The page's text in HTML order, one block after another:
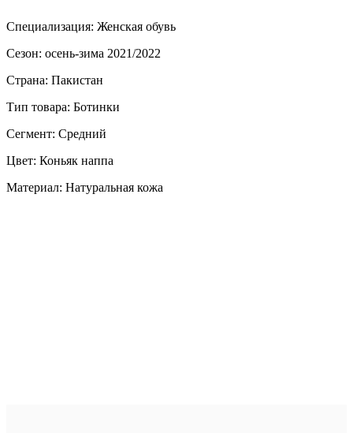
Специализация: Женская обувь
Сезон: осень-зима 2021/2022
Страна: Пакистан
Тип товара: Ботинки
Сегмент: Средний
Цвет: Коньяк наппа
Материал: Натуральная кожа